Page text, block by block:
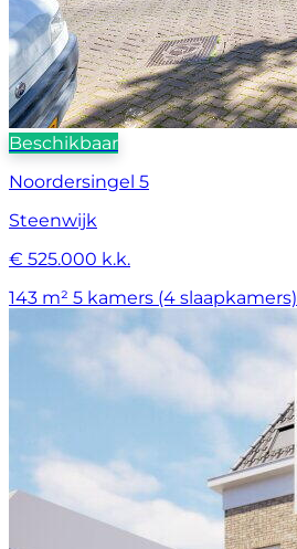
Beschikbaar
Noordersingel 5
Steenwijk
€ 525.000 k.k.
143 m² 5 kamers (4 slaapkamers)